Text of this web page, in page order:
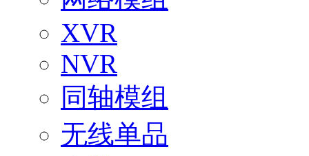
XVR
NVR
同轴模组
无线单品